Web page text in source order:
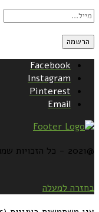
Facebook
Instagram
Pinterest
Email
@2021 - כל הזכויות שמורות למירב גביש | ביצוע
בחזרה למעלה